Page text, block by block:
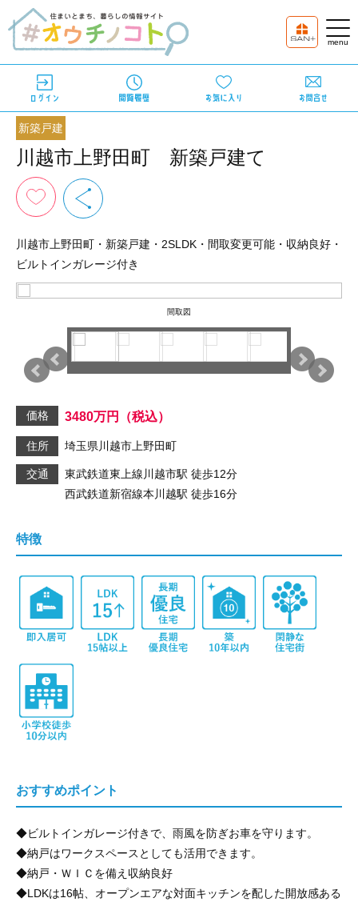
新築戸建
川越市上野田町 新築戸建て
川越市上野田町・新築戸建・2SLDK・間取変更可能・収納良好・
ビルトインガレージ付き
間取図
価格 3480万円 （税込）
住所 埼玉県川越市上野田町
交通 東武鉄道東上線 川越市駅 徒歩12分
西武鉄道新宿線本川越駅 徒歩16分
特徴
おすすめポイント
◆ビルトインガレージ付きで、雨風を防ぎお車を守ります。
◆納戸はワークスペースとしても活用できます。
◆納戸・ＷＩＣを備え収納良好
◆LDKは16帖、オープンエアな対面キッチンを配した開放感ある